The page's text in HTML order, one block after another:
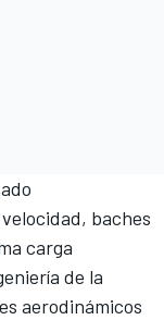
baches
carga
de la
aerodinámicos